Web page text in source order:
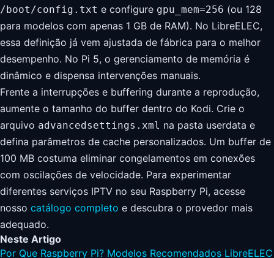
/boot/config.txt e configure gpu_mem=256 (ou 128
para modelos com apenas 1 GB de RAM). No LibreELEC,
essa definição já vem ajustada de fábrica para o melhor
desempenho. No Pi 5, o gerenciamento de memória é
dinâmico e dispensa intervenções manuais.
Frente a interrupções e buffering durante a reprodução,
aumente o tamanho do buffer dentro do Kodi. Crie o
arquivo advancedsettings.xml na pasta userdata e
defina parâmetros de cache personalizados. Um buffer de
100 MB costuma eliminar congelamentos em conexões
com oscilações de velocidade. Para experimentar
diferentes serviços IPTV no seu Raspberry Pi, acesse
nosso catálogo completo e descubra o provedor mais
adequado.
Neste Artigo
Por Que Raspberry Pi? Modelos Recomendados LibreELEC